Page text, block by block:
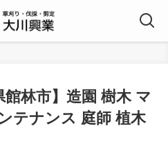
館林市】造園 樹木 マ
テナンス 庭師 植木